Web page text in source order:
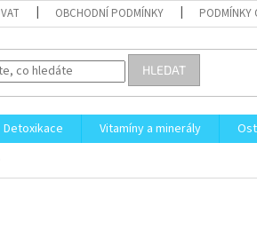
OBCHODNÍ PODMÍNKY PODMÍNKY
HLEDAT
Detoxikace Vitamíny a minerály